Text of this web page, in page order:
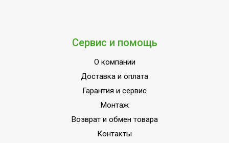
Сервис и помощь
О компании
Доставка и оплата
Гарантия и сервис
Монтаж
Возврат и обмен товара
Контакты